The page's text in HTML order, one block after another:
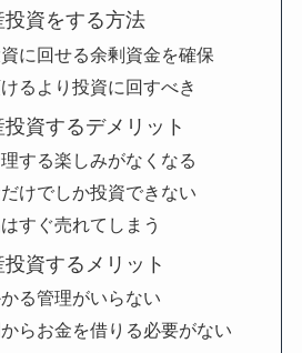
資をする方法
に回せる余剰資金を確保
るより投資に回すべき
資するデメリット
する楽しみがなくなる
けでしか投資できない
すぐ売れてしまう
資するメリット
る管理がいらない
らお金を借りる必要がない